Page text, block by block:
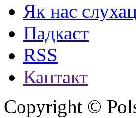
Як нас
Падкаст
RSS
Кантакт
Copyright ©